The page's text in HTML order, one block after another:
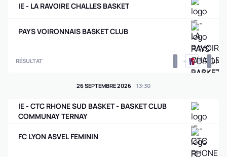
IE - LA RAVOIRE CHALLES BASKET
PAYS VOIRONNAIS BASKET CLUB
RÉSULTAT 0 0
26 SEPTEMBRE 2026 13:30
IE - CTC RHONE SUD BASKET - BASKET CLUB
COMMUNAY TERNAY
FC LYON ASVEL FEMININ